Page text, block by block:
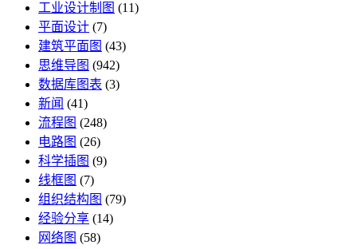
工业设计制图 (11)
平面设计 (7)
建筑平面图 (43)
思维导图 (942)
数据库图表 (3)
新闻 (41)
流程图 (248)
电路图 (26)
科学插图 (9)
线框图 (7)
组织结构图 (79)
经验分享 (14)
网络图 (58)